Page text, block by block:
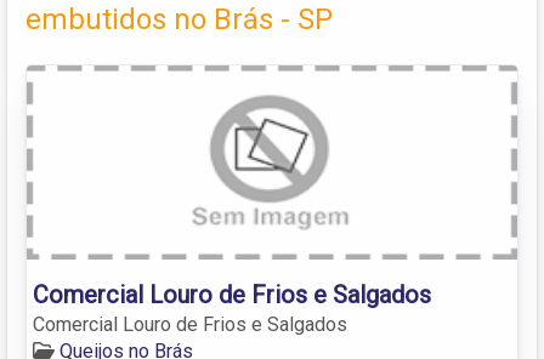
embutidos no Brás - SP
Comercial Louro de Frios e Salgados
Comercial Louro de Frios e Salgados
Queijos no Brás